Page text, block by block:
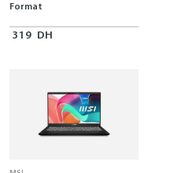
Format
319 DH